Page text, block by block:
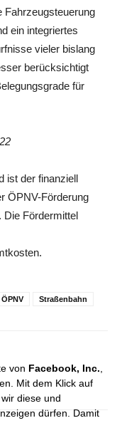
Fahrzeugsteuerung
ein integriertes
vieler bislang
berücksichtigt
für
ist der finanziell
ÖPNV-Förderung
Die Fördermittel
ÖPNV Straßenbahn
von Facebook, Inc.
Mit dem Klick auf
diese und
dürfen. Damit